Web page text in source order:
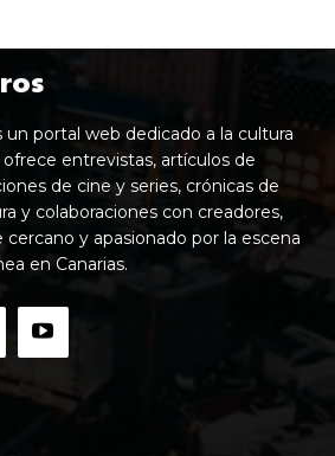
un portal web dedicado a la cultura
entrevistas, artículos de
de cine y series, crónicas de
y colaboraciones con creadores,
y apasionado por la escena
en Canarias.